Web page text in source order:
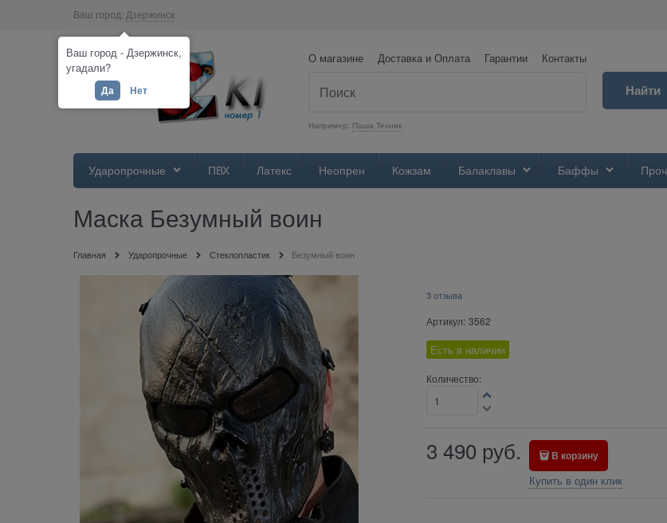
Ваш город: Дзержинск
О магазине Доставка и Оплата Гарантии Контакты
Например: Паша Техник
Найти
Ударопрочные ПВХ Латекс Неопрен Кожзам Балаклавы Баффы
Маска Безумный воин
Главная Ударопрочные Стеклопластик Безумный воин
3 отзыва
Артикул: 3562
Есть в наличии
Количество:
3 490 руб. В корзину
Купить в один клик
Ваш город - Дзержинск,
угадали?
Да Нет